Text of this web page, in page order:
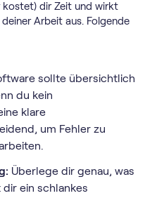
dir Zeit und wirkt
Arbeit aus. Folgende
sollte übersichtlich
du kein
klare
um Fehler zu
Überlege dir genau, was
ein schlankes